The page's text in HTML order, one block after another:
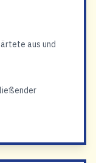
aus und